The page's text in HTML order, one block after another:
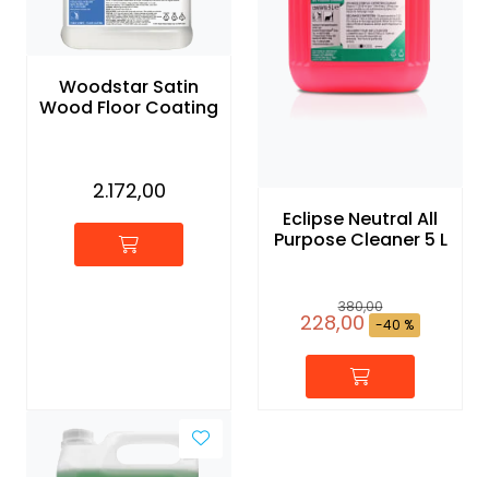
Woodstar Satin
Wood Floor Coating
2.172,00
Eclipse Neutral All
Purpose Cleaner 5 L
380,00
228,00 -40 %